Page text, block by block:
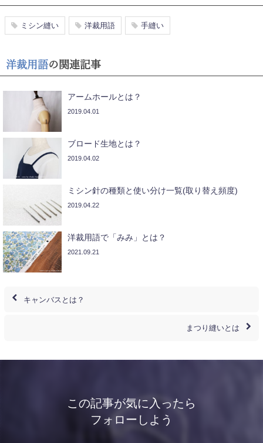
ミシン縫い 洋裁用語 手縫い
洋裁用語の関連記事
アームホールとは？
2019.04.01
ブロード生地とは？
2019.04.02
ミシン針の種類と使い分け一覧(取り替え頻度)
2019.04.22
洋裁用語で「みみ」とは？
2021.09.21
キャンバスとは？
まつり縫いとは
この記事が気に入ったら
フォローしよう